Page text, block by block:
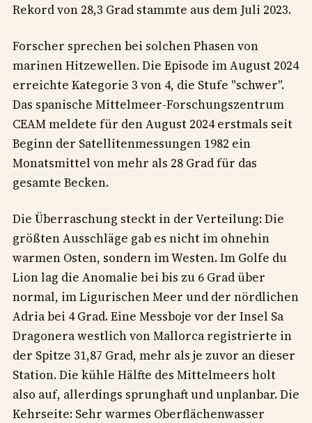
Rekord von 28,3 Grad stammte aus dem Juli 2023.
Forscher sprechen bei solchen Phasen von
marinen Hitzewellen. Die Episode im August 2024
erreichte Kategorie 3 von 4, die Stufe "schwer".
Das spanische Mittelmeer-Forschungszentrum
CEAM meldete für den August 2024 erstmals seit
Beginn der Satellitenmessungen 1982 ein
Monatsmittel von mehr als 28 Grad für das
gesamte Becken.
Die Überraschung steckt in der Verteilung: Die
größten Ausschläge gab es nicht im ohnehin
warmen Osten, sondern im Westen. Im Golfe du
Lion lag die Anomalie bei bis zu 6 Grad über
normal, im Ligurischen Meer und der nördlichen
Adria bei 4 Grad. Eine Messboje vor der Insel Sa
Dragonera westlich von Mallorca registrierte in
der Spitze 31,87 Grad, mehr als je zuvor an dieser
Station. Die kühle Hälfte des Mittelmeers holt
also auf, allerdings sprunghaft und unplanbar. Die
Kehrseite: Sehr warmes Oberflächenwasser